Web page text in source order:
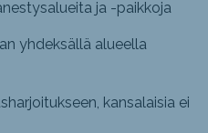
ja -paikkoja
yhdeksällä alueella
kansalaisia ei